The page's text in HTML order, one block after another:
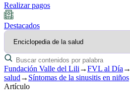
Realizar pagos
Destacados
Fundación Valle del Lili →FVL al Día →
salud → Síntomas de la sinusitis en niños
Artículo